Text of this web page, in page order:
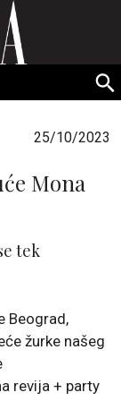
25/10/2023
Mona
tek
Beograd,
žurke našeg
revija + party